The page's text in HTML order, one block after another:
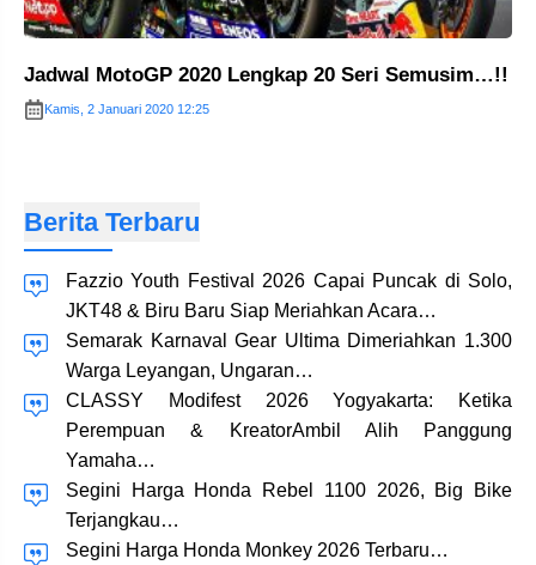
Jadwal MotoGP 2020 Lengkap 20 Seri Semusim…!!
Kamis, 2 Januari 2020 12:25
Berita Terbaru
Fazzio Youth Festival 2026 Capai Puncak di Solo,
JKT48 & Biru Baru Siap Meriahkan Acara…
Semarak Karnaval Gear Ultima Dimeriahkan 1.300
Warga Leyangan, Ungaran…
CLASSY Modifest 2026 Yogyakarta: Ketika
Perempuan & KreatorAmbil Alih Panggung
Yamaha…
Segini Harga Honda Rebel 1100 2026, Big Bike
Terjangkau…
Segini Harga Honda Monkey 2026 Terbaru…